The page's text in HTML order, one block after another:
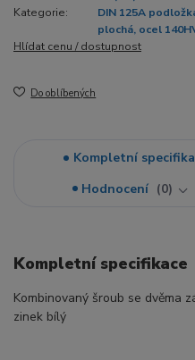
Kategorie:
DIN 125A
plochá, ocel
Hlídat cenu / dostupnost
Do oblíbených
Kompletní
Hodnocení
0
Kompletní specifikace
Kombinovaný šroub se dvěma
zinek bílý